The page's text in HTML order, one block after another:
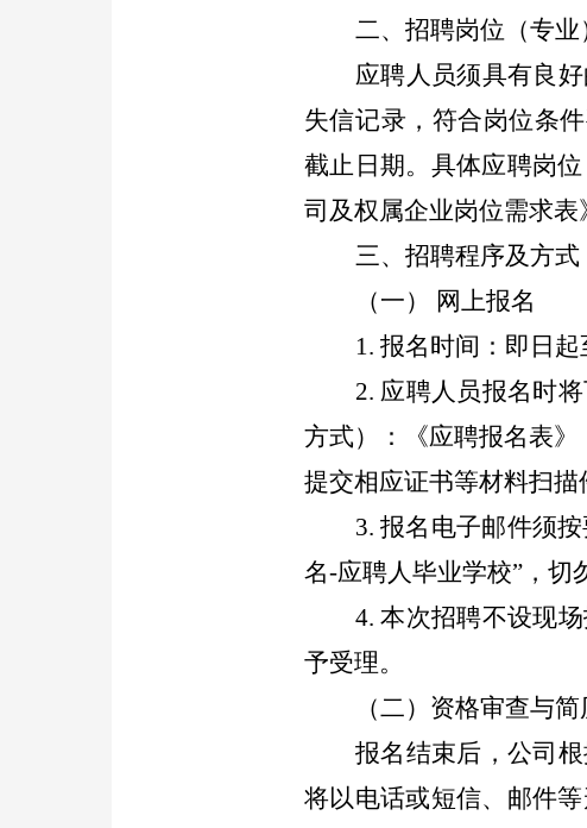
二、招聘岗位（专业
应聘人员须具有良
失信记录， 符合岗位条
截止日期。具体应聘岗
司及权属企业岗位需求表
三、招聘程序及方式
（一）
网上报名
1. 报名时间：即日起
2. 应聘人员报名时
方式）：《应聘报名表》
提交相应证书等材料扫描
3.报名电子邮件须
名-应聘人毕业学校”，切
4.本次招聘不设现
予受理。
（二）资格审查与
报名结束后，公司
将以电话或短信、 邮件